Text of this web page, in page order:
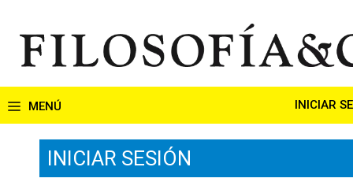
contenido
INICIAR
INICIAR SESIÓN